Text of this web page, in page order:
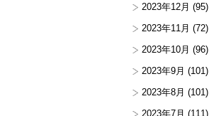
2023年12月 (95)
2023年11月 (72)
2023年10月 (96)
2023年9月 (101)
2023年8月 (101)
2023年7月 (111)